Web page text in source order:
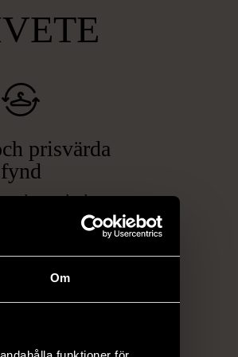
Om
prisvärda
fynd
ett brett utbud av
kläder och möbler
elektronik i våra
föremål som
vanliga butiker.